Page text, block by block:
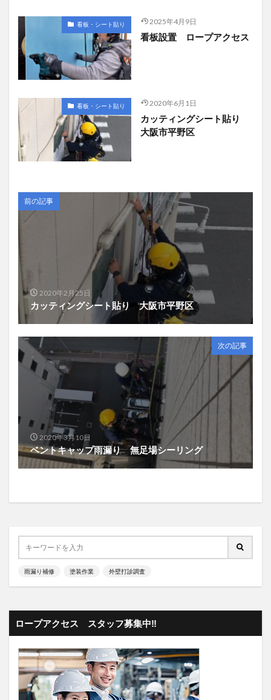
看板・シート貼り 2025年4月9日
看板設置 ロープアクセス
看板・シート貼り 2020年6月1日
カッティングシート貼り
大阪市平野区
前の記事
2020年2月25日
カッティングシート貼り 大阪市平野区
次の記事
2020年3月10日
ベントキャップ雨漏り 無足場シーリング
雨漏り補修 塗装作業 外壁打診調査
ロープアクセス スタッフ募集中‼